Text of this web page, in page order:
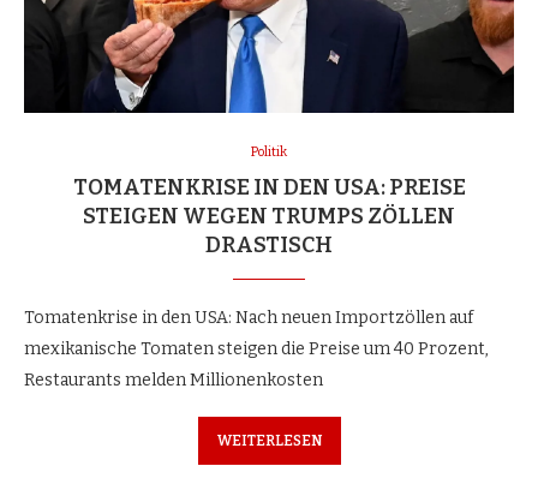
Politik
TOMATENKRISE IN DEN USA: PREISE
STEIGEN WEGEN TRUMPS ZÖLLEN
DRASTISCH
Tomatenkrise in den USA: Nach neuen Importzöllen auf
mexikanische Tomaten steigen die Preise um 40 Prozent,
Restaurants melden Millionenkosten
WEITERLESEN